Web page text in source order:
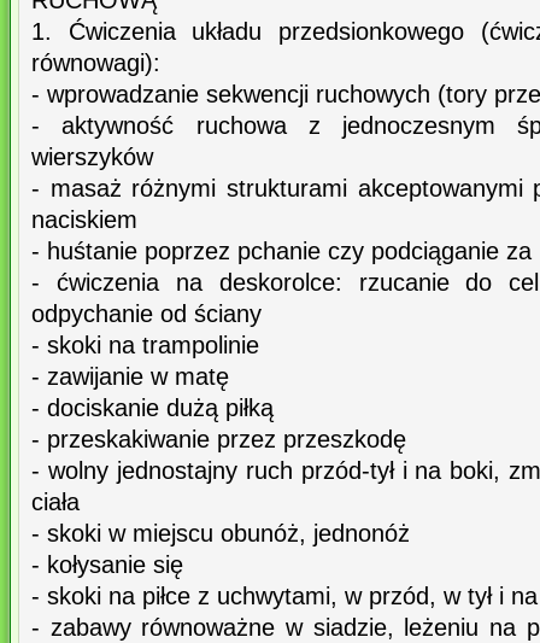
1. Ćwiczenia układu przedsionkowego
równowagi):
- wprowadzanie sekwencji ruchowych (tory
- aktywność ruchowa z jednoczesnym
wierszyków
- masaż różnymi strukturami akceptowanymi
naciskiem
- huśtanie poprzez pchanie czy podciąganie za
- ćwiczenia na deskorolce: rzucanie do
odpychanie od ściany
- skoki na trampolinie
- zawijanie w matę
- dociskanie dużą piłką
- przeskakiwanie przez przeszkodę
- wolny jednostajny ruch przód-tył i na boki,
ciała
- skoki w miejscu obunóż, jednonóż
- kołysanie się
- skoki na piłce z uchwytami, w przód, w tył i
- zabawy równoważne w siadzie, leżeniu na